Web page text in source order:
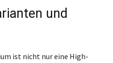
und
ist nicht nur eine High-